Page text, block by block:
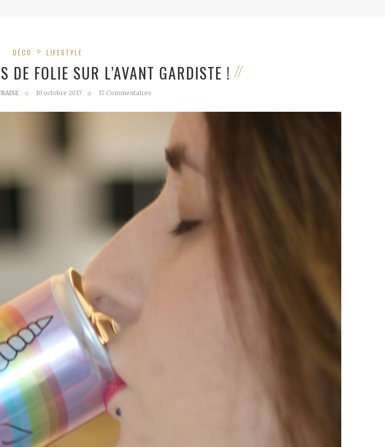
DÉCO LIFESTYLE
DE FOLIE SUR L’AVANT GARDISTE !
10 octobre 2017 17 Commentaires